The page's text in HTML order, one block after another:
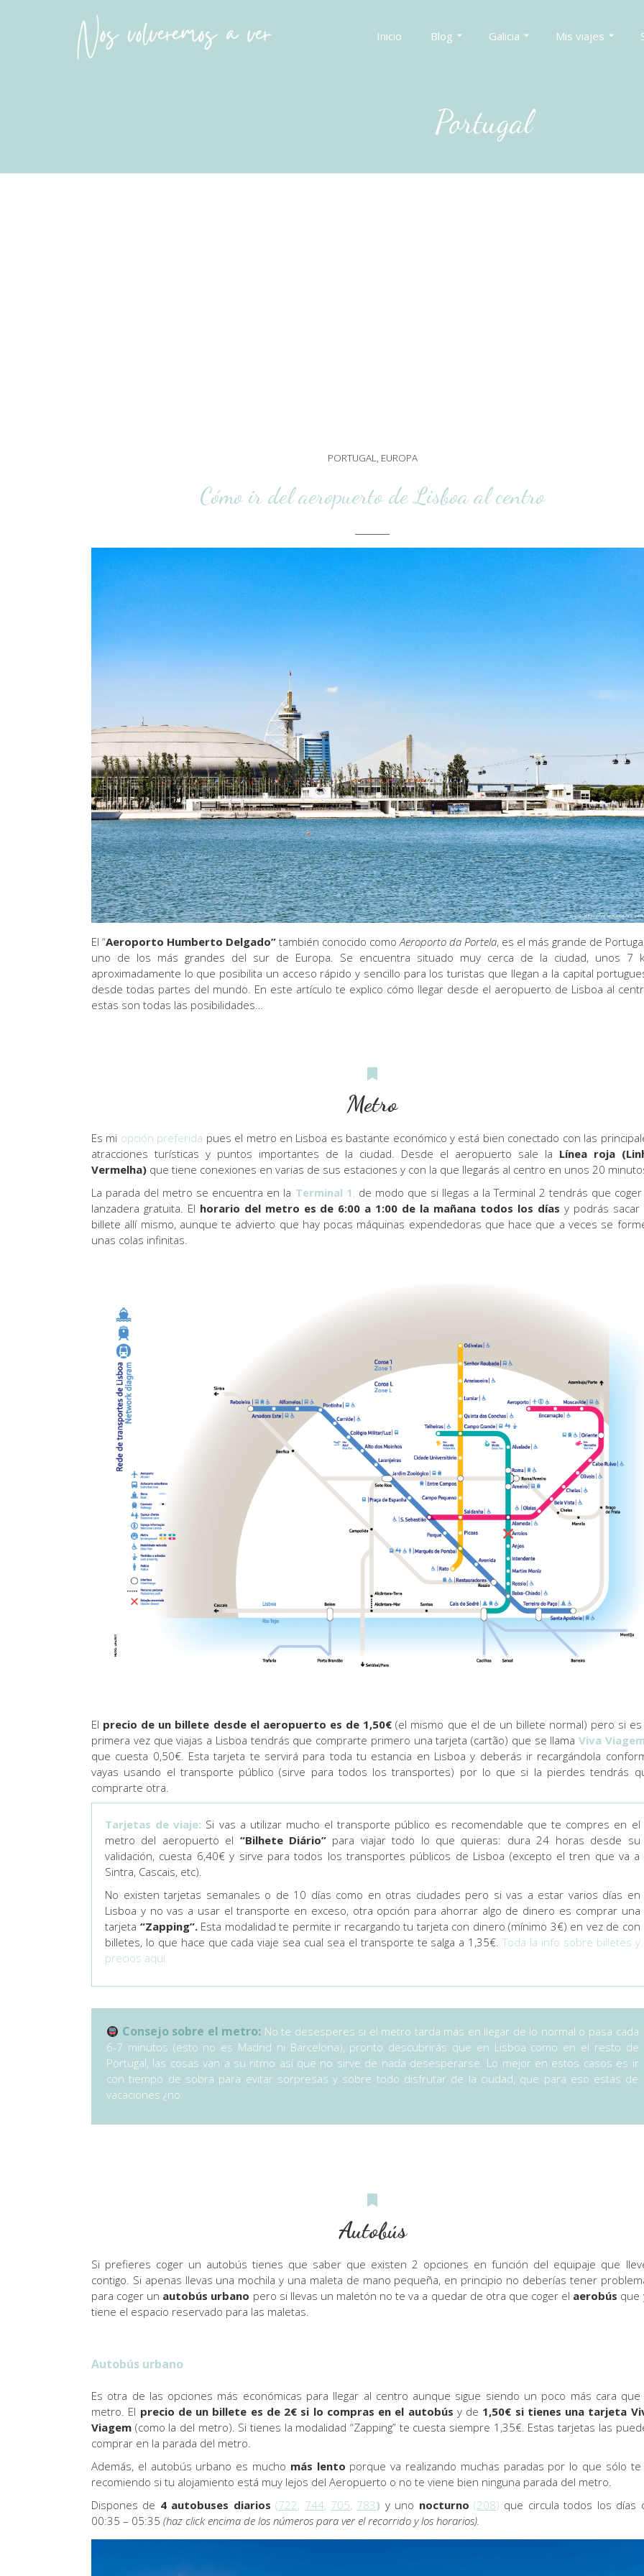
Inicio Blog Galicia Mis viajes
Portugal
PORTUGAL, EUROPA
Cómo ir del aeropuerto de Lisboa al centro
El “Aeroporto Humberto Delgado”también conocido comoAeroporto da Portela, es el más grande de
uno de los más grandes del sur de Europa. Se encuentra situado muy cerca de la ciudad, unos 7
aproximadamente lo que posibilita un acceso rápido y sencillo para los turistas que llegan a la capital
desde todas partes del mundo. En este artículo te explico cómo llegar desde el aeropuerto de Lisboa al
estas son todas las posibilidades…
Metro
Es mi opción preferida pues el metro en Lisboa es bastante económico y está bien conectado con las
atracciones turísticas y puntos importantes de la ciudad. Desde el aeropuerto sale la Línea roja
Vermelha) que tiene conexiones en varias de sus estaciones y con la que llegarás al centro en unos 20
La parada del metro se encuentra en la Terminal 1 de modo que si llegas a la Terminal 2 tendrás que
lanzadera gratuita. El horario del metro es de 6:00 a 1:00 de la mañana todos los días y podrás sacar
billete allí mismo, aunque te advierto que hay pocas máquinas expendedoras que hace que a veces se
unas colas infinitas.
El precio de un billete desde el aeropuerto es de 1,50€ (el mismo que el de un billete normal) pero si es
primera vez que viajas a Lisboa tendrás que comprarte primero una tarjeta (cartão) que se llama Viva
que cuesta 0,50€. Esta tarjeta te servirá para toda tu estancia en Lisboa y deberás ir recargándola
vayas usando el transporte público (sirve para todos los transportes) por lo que si la pierdes tendrás
comprarte otra.
Tarjetas de viaje: Si vas a utilizar mucho el transporte público es recomendable que te compres en el
metro del aeropuerto el “Bilhete Diário” para viajar todo lo que quieras: dura 24 horas desde su
validación, cuesta 6,40€ y sirve para todos los transportes públicos de Lisboa (excepto el tren que va a
Sintra, Cascais, etc).
No existen tarjetas semanales o de 10 días como en otras ciudades pero si vas a estar varios días en
Lisboa y no vas a usar el transporte en exceso, otra opción para ahorrar algo de dinero es comprar una
tarjeta “Zapping”.Esta modalidad te permite ir recargando tu tarjeta con dinero (mínimo 3€) en vez de con
billetes, lo que hace que cada viaje sea cual sea el transporte te salga a 1,35€.Toda la info sobre billetes y
precios aquí.
Consejo sobre el metro: No te desesperes si el metro tarda más en llegar de lo normal o pasa cada
6-7 minutos (esto no es Madrid ni Barcelona), pronto descubrirás que en Lisboa como en el resto de
Portugal, las cosas van a su ritmo así que no sirve de nada desesperarse. Lo mejor en estos casos es ir
con tiempo de sobra para evitar sorpresas y sobre todo disfrutar de la ciudad, que para eso estás de
vacaciones ¿no
Autobús
Si prefieres coger un autobús tienes que saber que existen 2 opciones en función del equipaje que
contigo. Si apenas llevas una mochila y una maleta de mano pequeña, en principio no deberías tener
para coger un autobús urbano pero si llevas un maletón no te va a quedar de otra que coger el aerobús que
tiene el espacio reservado para las maletas.
Autobús urbano
Es otra de las opciones más económicas para llegar al centro aunque sigue siendo un poco más cara que
metro. El precio de un billete es de 2€ si lo compras en el autobús y de 1,50€ si tienes una tarjeta
Viagem (como la del metro). Si tienes la modalidad “Zapping” te cuesta siempre 1,35€. Estas tarjetas las
comprar en la parada del metro.
Además, el autobús urbano es mucho más lento porque va realizando muchas paradas por lo que sólo te
recomiendo si tu alojamiento está muy lejos del Aeropuerto o no te viene bien ninguna parada del metro.
Dispones de 4 autobuses diarios (722 744, 705 783) y uno nocturno (208) que circula todos los días
00:35 – 05:35 (haz click encima de los números para ver el recorrido y los horarios).